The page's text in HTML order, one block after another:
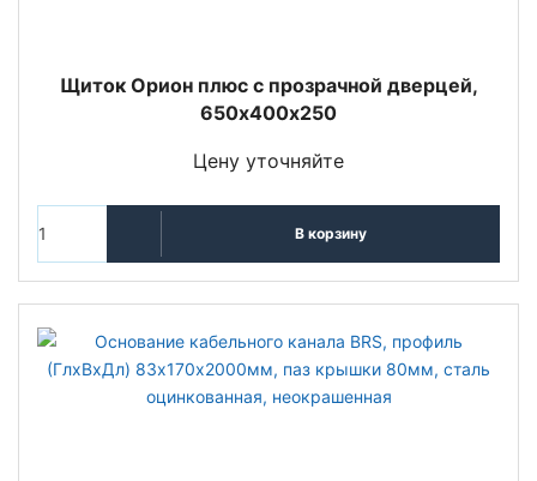
Щиток Орион плюс с прозрачной дверцей,
650х400х250
Цену уточняйте
В корзину